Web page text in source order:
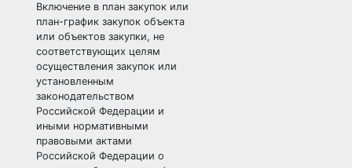
Включение в план закупок или
план-график закупок объекта
или объектов закупки, не
соответствующих целям
осуществления закупок или
установленным
законодательством
Российской Федерации и
иными нормативными
правовыми актами
Российской Федерации о